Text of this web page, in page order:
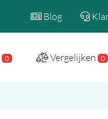
Blog
0 Vergelijken 0